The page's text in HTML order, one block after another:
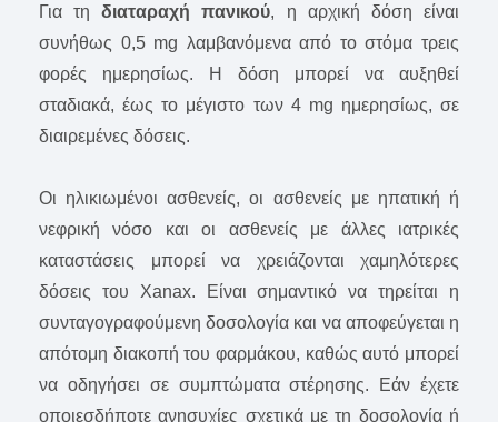
Για τηδιαταραχή πανικού, η αρχική δόση είναι
συνήθως 0,5 mg λαμβανόμενα από το στόμα τρεις
φορές ημερησίως. Η δόση μπορεί να αυξηθεί
σταδιακά, έως το μέγιστο των 4 mg ημερησίως, σε
διαιρεμένες δόσεις.
Οι ηλικιωμένοι ασθενείς, οι ασθενείς με ηπατική ή
νεφρική νόσο και οι ασθενείς με άλλες ιατρικές
καταστάσεις μπορεί να χρειάζονται χαμηλότερες
δόσεις του Xanax. Είναι σημαντικό να τηρείται η
συνταγογραφούμενη δοσολογία και να αποφεύγεται η
απότομη διακοπή του φαρμάκου, καθώς αυτό μπορεί
να οδηγήσει σε συμπτώματα στέρησης. Εάν έχετε
οποιεσδήποτε ανησυχίες σχετικά με τη δοσολογία ή